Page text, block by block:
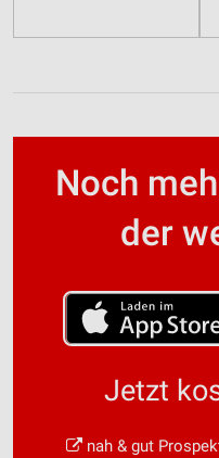
Noch
der
Jetzt
nah & gut